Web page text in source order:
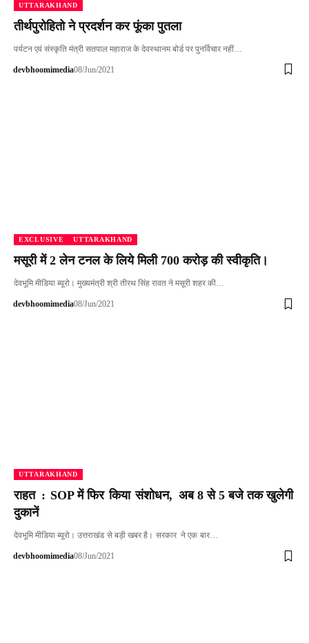
UTTARAKHAND
तीर्थपुरोहितो ने प्रदर्शन कर फूंका पुतला
पर्यटन एवं संस्कृति मंत्री सतपाल महाराज के देवस्थानम बोर्ड पर पुनर्विचार नहीं…
devbhoomimedia08/Jun/2021
EXCLUSIVE UTTARAKHAND
मसूरी में 2 लेन टनल के लिये मिली 700 करोड़ की स्वीकृति।
देवभूमि मीडिया ब्यूरो। मुख्यमंत्री श्री तीरथ सिंह रावत ने मसूरी शहर की…
devbhoomimedia08/Jun/2021
UTTARAKHAND
राहत : SOP में फिर किया संशोधन, अब 8 से 5 बजे तक खुलेगी
दुकानें
देवभूमि मीडिया ब्यूरो। उत्तराखंड से बड़ी खबर है। सरकार ने एक बार…
devbhoomimedia08/Jun/2021